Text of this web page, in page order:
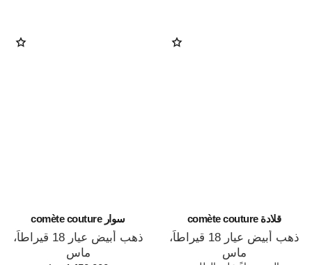
قلادة comète couture
ذهب أبيض عيار 18 قيراطاً،
ماس
سوار comète couture
ذهب أبيض عيار 18 قيراطاً،
ماس